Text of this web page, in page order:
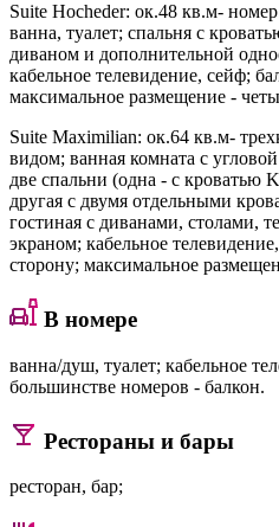
Suite Hocheder: ок.48 кв.м-
ванна, туалет; спальня с
диваном и дополнительной
кабельное телевидение, сейф;
максимальное размещение -
Suite Maximilian: ок.64 кв.м-
видом; ванная комната с
две спальни (одна - с кроватью
другая с двумя отдельными
гостиная с диванами, столами,
экраном; кабельное
сторону; максимальное
В номере
ванна/душ, туалет; кабельное
большинстве номеров - балкон.
Рестораны и бары
ресторан, бар;